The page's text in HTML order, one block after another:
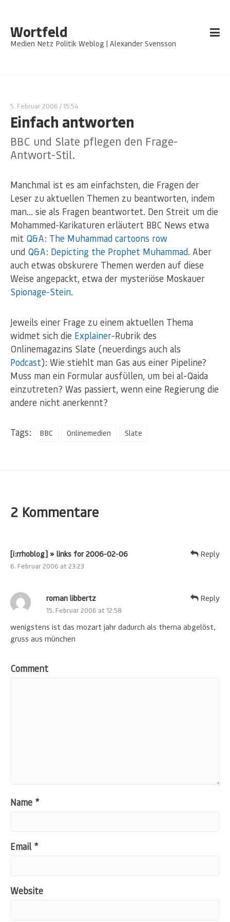
Wortfeld
Medien Netz Politik Weblog | Alexander Svensson
5. Februar 2006 / 15:54
Einfach antworten
BBC und Slate pflegen den Frage-
Antwort-Stil.
Manchmal ist es am einfachsten, die Fragen der
Leser zu aktuellen Themen zu beantworten, indem
man… sie als Fragen beantwortet. Den Streit um die
Mohammed-Karikaturen erläutert BBC News etwa
mit Q&A: The Muhammad cartoons row
und Q&A: Depicting the Prophet Muhammad. Aber
auch etwas obskurere Themen werden auf diese
Weise angepackt, etwa der mysteriöse Moskauer
Spionage-Stein.
Jeweils einer Frage zu einem aktuellen Thema
widmet sich die Explainer-Rubrik des
Onlinemagazins Slate (neuerdings auch als
Podcast): Wie stiehlt man Gas aus einer Pipeline?
Muss man ein Formular ausfüllen, um bei al-Qaida
einzutreten? Was passiert, wenn eine Regierung die
andere nicht anerkennt?
Tags: BBC Onlinemedien Slate
2 Kommentare
[i:rrhoblog] » links for 2006-02-06
6. Februar 2006 at 23:23
Reply
roman libbertz
15. Februar 2006 at 12:58
wenigstens ist das mozart jahr dadurch als thema abgelöst,
gruss aus münchen
Reply
Comment
Name *
Email *
Website